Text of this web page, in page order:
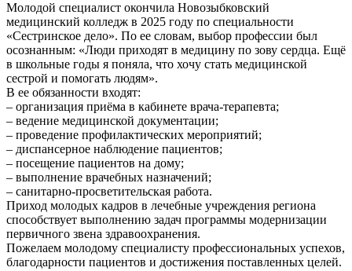
Молодой специалист окончила Новозыбковский
медицинский колледж в 2025 году по специальности
«Сестринское дело». По ее словам, выбор профессии был
осознанным: «Люди приходят в медицину по зову сердца. Ещё
в школьные годы я поняла, что хочу стать медицинской
сестрой и помогать людям».
В ее обязанности входят:
– организация приёма в кабинете врача-терапевта;
– ведение медицинской документации;
– проведение профилактических мероприятий;
– диспансерное наблюдение пациентов;
– посещение пациентов на дому;
– выполнение врачебных назначений;
– санитарно-просветительская работа.
Приход молодых кадров в лечебные учреждения региона
способствует выполнению задач программы модернизации
первичного звена здравоохранения.
Пожелаем молодому специалисту профессиональных успехов,
благодарности пациентов и достижения поставленных целей.